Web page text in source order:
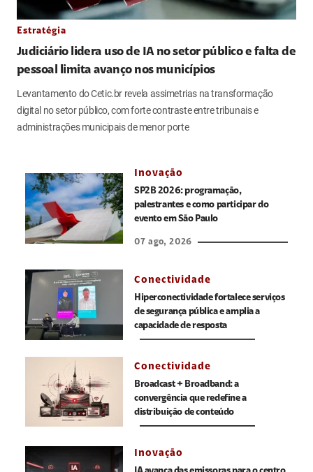
Estratégia
Judiciário lidera uso de IA no setor público e falta de
pessoal limita avanço nos municípios
Levantamento do Cetic.br revela assimetrias na transformação
digital no setor público, com forte contraste entre tribunais e
administrações municipais de menor porte
Inovação
SP2B 2026: programação,
palestrantes e como participar do
evento em São Paulo
07 ago, 2026
Conectividade
Hiperconectividade fortalece serviços
de segurança pública e amplia a
capacidade de resposta
Conectividade
Broadcast + Broadband: a
convergência que redefine a
distribuição de conteúdo
Inovação